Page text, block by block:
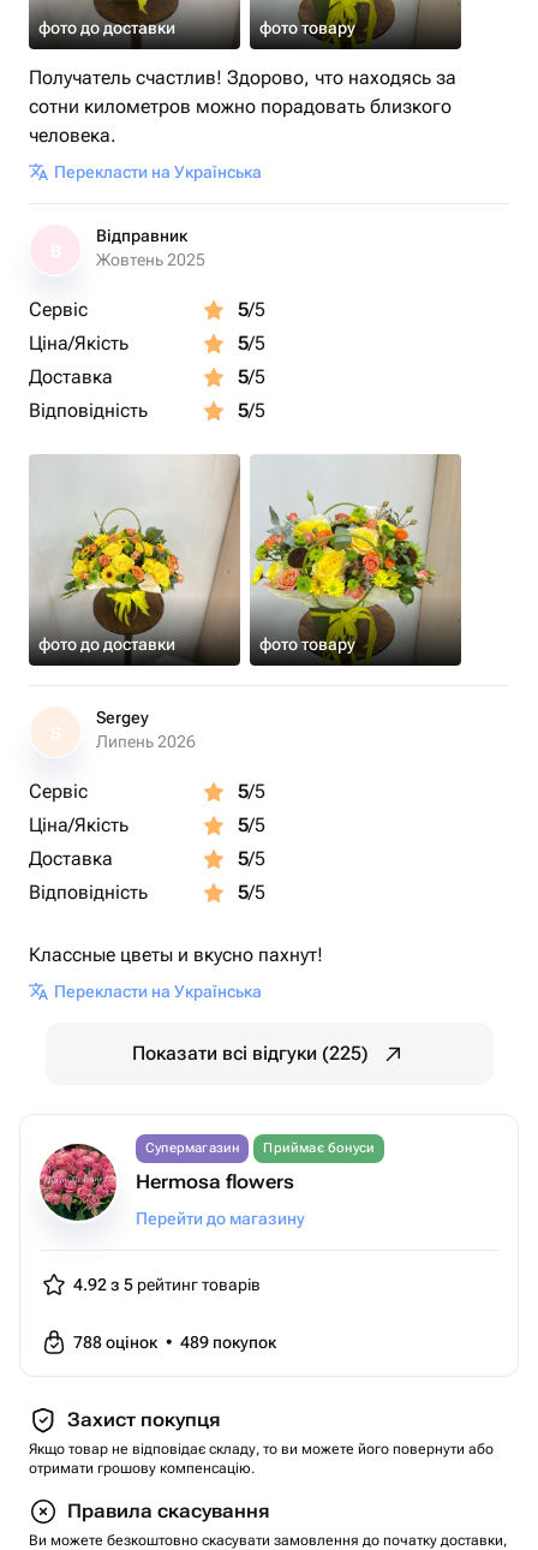
фото до доставки фото товару
Получатель счастлив! Здорово, что находясь за
сотни километров можно порадовать близкого
человека.
Перекласти на Українська
Відправник
Жовтень 2025
Сервіс 5/5
Ціна/Якість
5/5
Доставка
5/5
Відповідність
5/5
фото до доставки фото товару
S
Sergey
Липень 2026
Сервіс 5/5
Ціна/Якість
5/5
Доставка
5/5
Відповідність
5/5
Классные цветы и вкусно пахнут!
Перекласти на Українська
Показати всі відгуки (225)
Супермагазин Приймає бонуси
Hermosa flowers
Перейти до магазину
4.92 з 5 рейтинг товарів
788оцінок • 489 покупок
Захист покупця
Якщо товар не відповідає складу, то ви можете його повернути або
отримати грошову компенсацію.
Правила скасування
Ви можете безкоштовно скасувати замовлення до початку доставки,